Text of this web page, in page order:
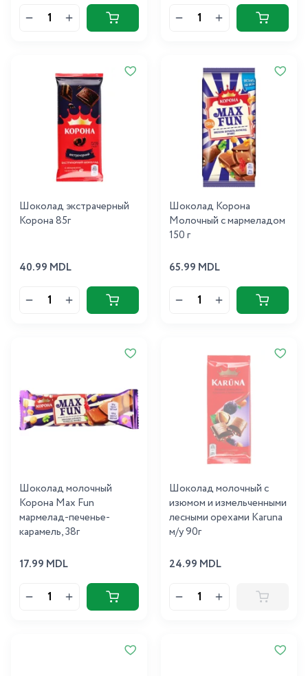
Шоколад экстрачерный
Корона 85г
40.99 MDL
Шоколад Корона
Молочный с мармеладом
150 г
65.99 MDL
Шоколад молочный
Корона Max Fun
мармелад-печенье-
карамель, 38г
17.99 MDL
Шоколад молочный с
изюмом и измельченными
лесными орехами Karuna
м/у 90г
24.99 MDL